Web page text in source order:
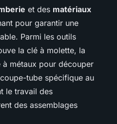
et des matériaux
pour garantir une
Parmi les outils
la clé à molette, la
métaux pour découper
tube spécifique au
le travail des
des assemblages